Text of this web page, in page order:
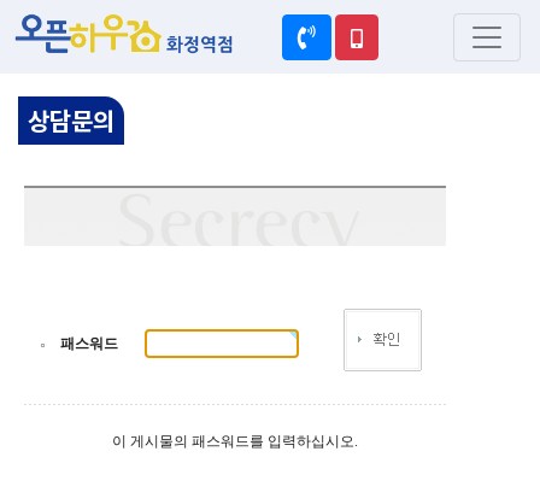
상담문의
패스워드
이 게시물의 패스워드를 입력하십시오.